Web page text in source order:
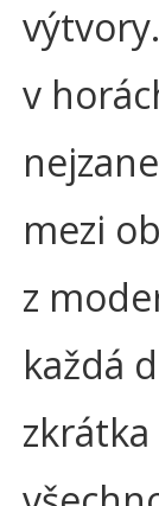
v
mezi
z
každá